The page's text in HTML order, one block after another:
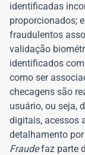
identificadas
proporcionados;
fraudulentos
validação
identificados
como ser
checagens são
usuário, ou seja,
digitais, acessos
detalhamento
Fraudefaz parte